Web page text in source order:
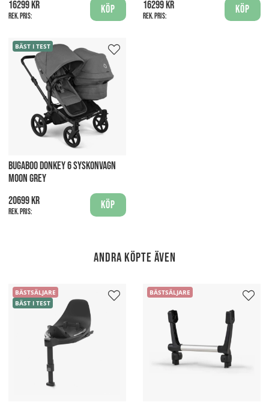
16299 kr
Rek. pris:
Köp
16299 kr
Rek. pris:
Köp
BÄST I TEST
BUGABOO DONKEY 6 SYSKONVAGN
MOON GREY
20699 kr
Rek. pris:
Köp
Andra köpte även
BÄSTSÄLJARE
BÄST I TEST
BÄSTSÄLJARE